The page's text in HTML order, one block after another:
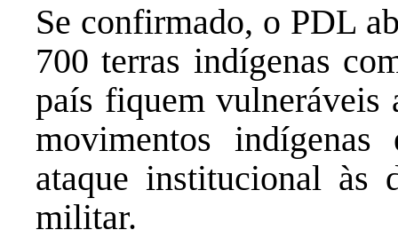
Se confirmado, o PDL
700 terras indígenas
país fiquem vulneráveis
movimentos
ataque institucional às
militar.